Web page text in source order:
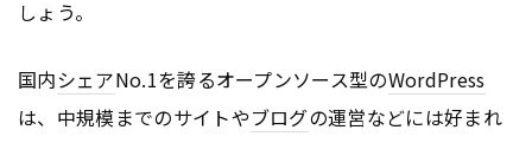
しょう。
国内シェアNo.1を誇るオープンソース型のWordPress
は、中規模までのサイトやブログの運営などには好まれ